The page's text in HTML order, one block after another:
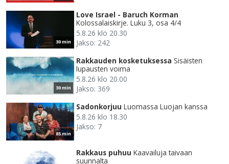
30 min
Love Israel - Baruch Korman
Kolossalaiskirje. Luku 3, osa 4/4
5.8.26 klo 20.30
Jakso: 242
30 min
Rakkauden kosketuksessa Sisäisten
lupausten voima
5.8.26 klo 20.00
Jakso: 369
85 min
Sadonkorjuu Luomassa Luojan kanssa
5.8.26 klo 18.30
Jakso: 7
Rakkaus puhuu Kaavailuja taivaan
suunnalta